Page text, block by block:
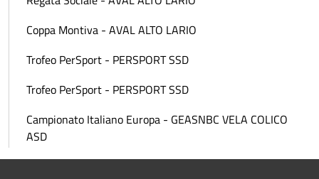
Coppa Montiva - AVAL ALTO LARIO
Trofeo PerSport - PERSPORT SSD
Trofeo PerSport - PERSPORT SSD
Campionato Italiano Europa - GEASNBC VELA COLICO
ASD